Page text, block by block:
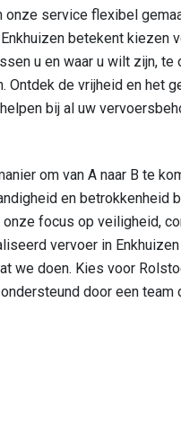
service flexibel
betekent kiezen
u en waar u wilt zijn, te
de vrijheid en het
bij al uw
om van A naar B te
en betrokkenheid
focus op veiligheid,
vervoer in
we doen. Kies voor
door een team